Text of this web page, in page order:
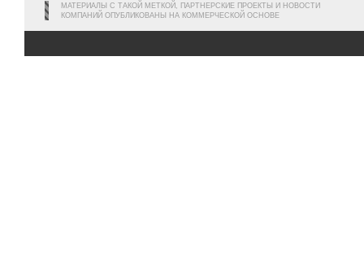
МАТЕРИАЛЫ С ТАКОЙ МЕТКОЙ, ПАРТНЕРСКИЕ ПРОЕКТЫ И НОВОСТИ
КОМПАНИЙ ОПУБЛИКОВАНЫ НА КОММЕРЧЕСКОЙ ОСНОВЕ